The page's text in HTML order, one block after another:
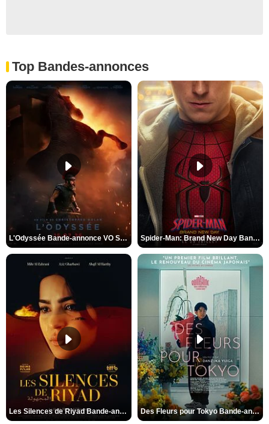
Top Bandes-annonces
L'Odyssée Bande-annonce VO STFR Spider-Man: Brand New Day Bande-annonce VO STFR
Les Silences de Riyad Bande-annonce VO STFR Des Fleurs pour Tokyo Bande-annonce VO STFR